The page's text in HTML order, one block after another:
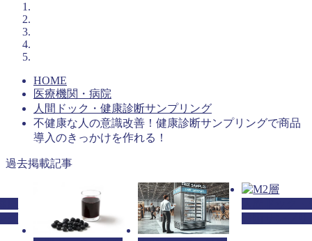
HOME
医療機関・病院
人間ドック・健康診断サンプリング
不健康な人の意識改善！健康診断サンプリングで商品
導入のきっかけを作れる！
過去掲載記事